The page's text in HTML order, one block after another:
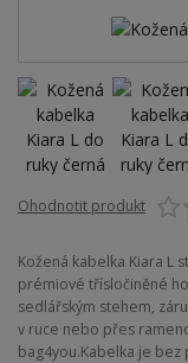
Ohodnotit produkt
Kožená kabelka Kiara L
prémiové třísločiněné
sedlářským stehem,
v ruce nebo přes
bag4you.Kabelka je bez